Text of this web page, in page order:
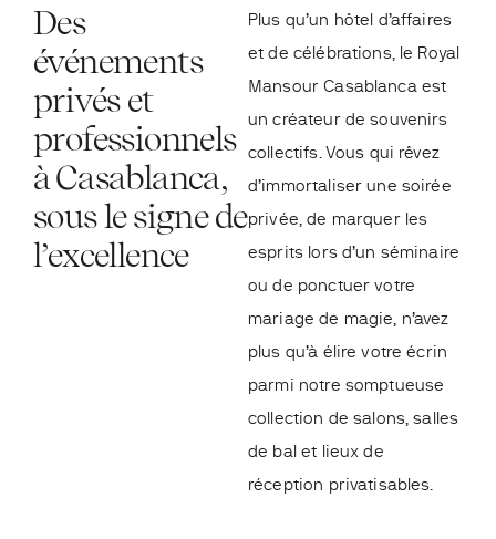
Des
événements
privés et
professionnels
à Casablanca,
sous le signe de
l’excellence
Plus qu’un hôtel d’affaires
et de célébrations, le Royal
Mansour Casablanca est
un créateur de souvenirs
collectifs. Vous qui rêvez
d’immortaliser une soirée
privée, de marquer les
esprits lors d’un séminaire
ou de ponctuer votre
mariage de magie, n’avez
plus qu’à élire votre écrin
parmi notre somptueuse
collection de salons, salles
de bal et lieux de
réception privatisables.